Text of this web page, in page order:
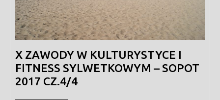
X ZAWODY W KULTURYSTYCE I
FITNESS SYLWETKOWYM – SOPOT
2017 CZ.4/4